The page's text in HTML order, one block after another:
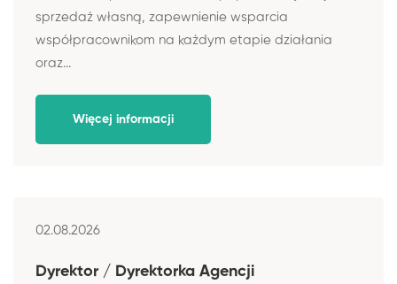
sprzedaż własną, zapewnienie wsparcia
współpracownikom na każdym etapie działania
oraz...
Więcej informacji
02.08.2026
Dyrektor / Dyrektorka Agencji